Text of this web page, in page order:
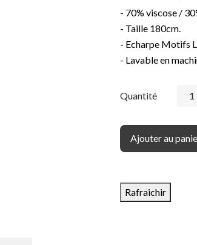
- 70% viscose /
- Taille 180cm.
- Echarpe Motifs
- Lavable en
Quantité
Ajouter au